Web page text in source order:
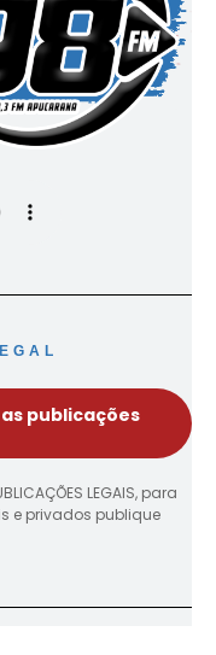
publicações
LEGAIS, para
e privados publique